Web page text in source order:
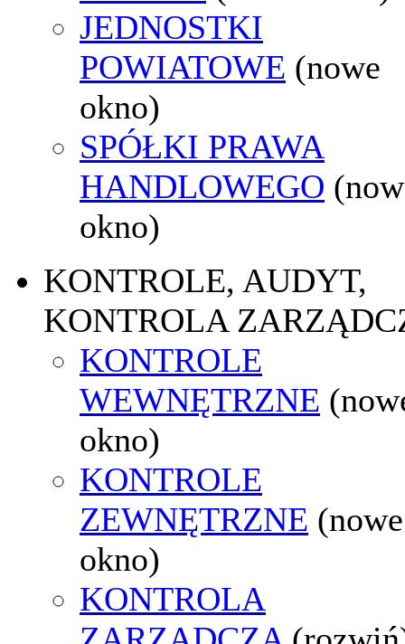
JEDNOSTKI
POWIATOWE (nowe
okno)
SPÓŁKI PRAWA
HANDLOWEGO
okno)
KONTROLE, AUDYT,
KONTROLA
KONTROLE
WEWNĘTRZNE
okno)
KONTROLE
ZEWNĘTRZNE (nowe
okno)
KONTROLA